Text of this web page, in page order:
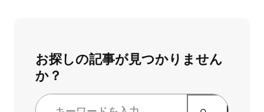
お探しの記事が見つかりません
か？